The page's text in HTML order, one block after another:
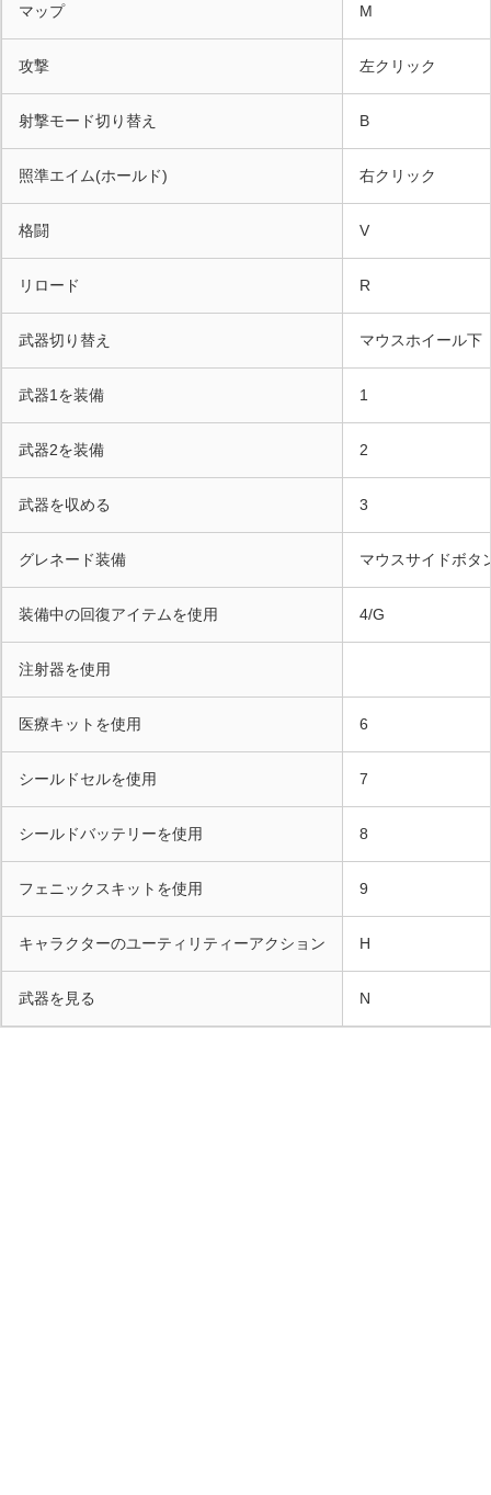
マップ M
攻撃 左クリック
射撃モード切り替え B
照準エイム(ホールド) 右クリック
格闘 V
リロード R
武器切り替え マウスホイール下
武器1を装備 1
武器2を装備 2
武器を収める 3
グレネード装備 マウスサイドボタ
装備中の回復アイテムを使用 4/G
注射器を使用
医療キットを使用 6
シールドセルを使用 7
シールドバッテリーを使用 8
フェニックスキットを使用 9
キャラクターのユーティリティーアクション H
武器を見る N